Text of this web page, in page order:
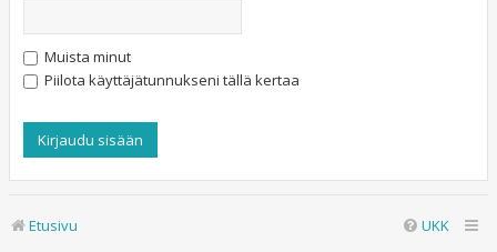
Muista minut
Piilota käyttäjätunnukseni tällä kertaa
Etusivu UKK